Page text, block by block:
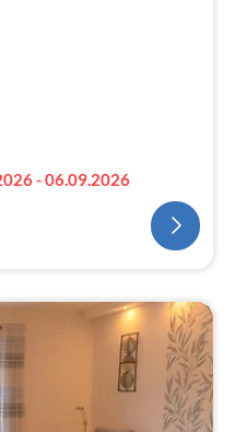
- 06.09.2026